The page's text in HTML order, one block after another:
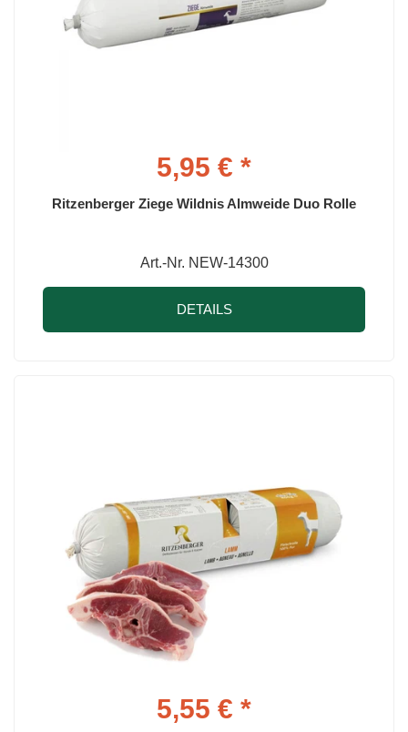
5,95 € *
Ritzenberger Ziege Wildnis Almweide Duo Rolle
Art.-Nr. NEW-14300
DETAILS
5,55 € *